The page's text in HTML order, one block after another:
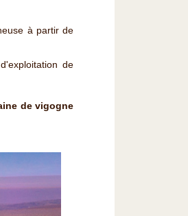
à partir de
de
de vigogne